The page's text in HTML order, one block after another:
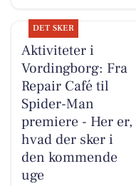
DET SKER
Aktiviteter i
Vordingborg: Fra
Repair Café til
Spider-Man
premiere - Her er,
hvad der sker i
den kommende
uge